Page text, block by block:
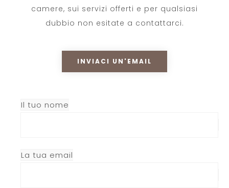
camere, sui servizi offerti e per qualsiasi
dubbio non esitate a contattarci.
INVIACI UN'EMAIL
Il tuo nome
La tua email